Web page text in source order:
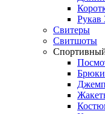
Рукав
Свитеры
Свитшоты
Брюки